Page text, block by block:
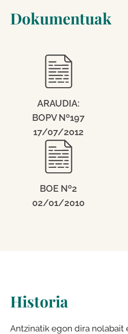
Dokumentuak
ARAUDIA:
BOPV Nº197
17/07/2012
BOE Nº2
02/01/2010
Historia
Antzinatik egon dira nolabait